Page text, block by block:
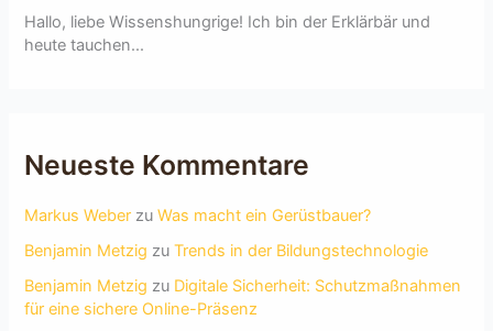
Hallo, liebe Wissenshungrige! Ich bin der Erklärbär und
heute tauchen...
Neueste Kommentare
Markus Weber zuWas macht ein Gerüstbauer?
Benjamin Metzig zuTrends in der Bildungstechnologie
Benjamin Metzig zu Digitale Sicherheit: Schutzmaßnahmen
für eine sichere Online-Präsenz